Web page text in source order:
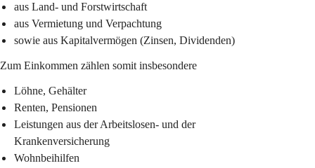
aus Land- und Forstwirtschaft
aus Vermietung und Verpachtung
sowie aus Kapitalvermögen (Zinsen, Dividenden)
Zum Einkommen zählen somit insbesondere
Löhne, Gehälter
Renten, Pensionen
Leistungen aus der Arbeitslosen- und der
Krankenversicherung
Wohnbeihilfen